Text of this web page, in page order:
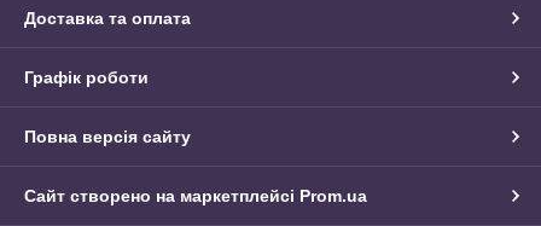
Доставка та оплата
Графік роботи
Повна версія сайту
Сайт створено на маркетплейсі Prom.ua